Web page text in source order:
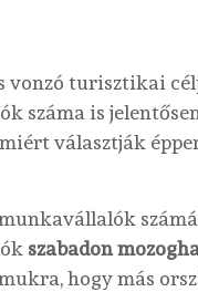
vonzó turisztikai
száma is
választják
szabadon
hogy más